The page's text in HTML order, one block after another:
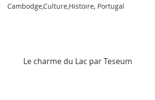
Cambodge,Culture,Histoire, Portugal
Le charme du Lac par Teseum